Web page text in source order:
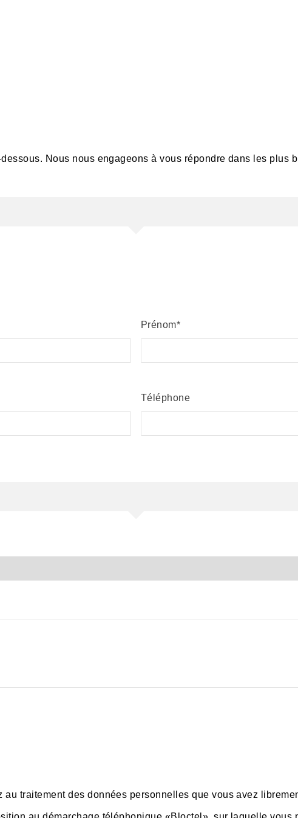
Nous nous engageons à vous répondre dans les plus
Prénom
Téléphone
traitement des données personnelles que vous avez